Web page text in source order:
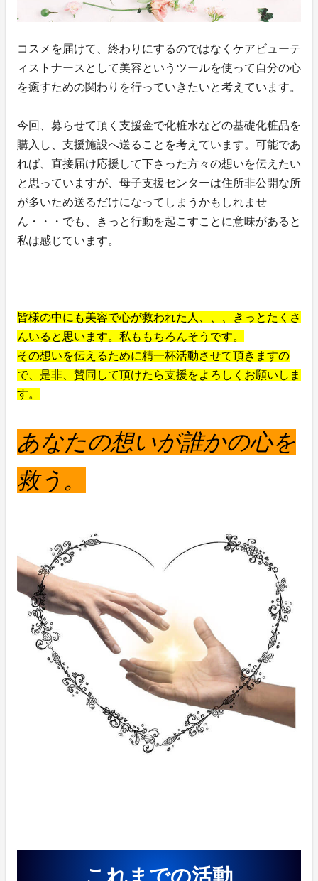
コスメを届けて、終わりにするのではなくケアビューテ
ィストナースとして美容というツールを使って自分の心
を癒すための関わりを行っていきたいと考えています。
今回、募らせて頂く支援金で化粧水などの基礎化粧品を
購入し、支援施設へ送ることを考えています。可能であ
れば、直接届け応援して下さった方々の想いを伝えたい
と思っていますが、母子支援センターは住所非公開な所
が多いため送るだけになってしまうかもしれませ
ん・・・でも、きっと行動を起こすことに意味があると
私は感じています。
皆様の中にも美容で心が救われた人、、、きっとたくさ
んいると思います。私ももちろんそうです。
その想いを伝えるために精一杯活動させて頂きますの
で、是非、賛同して頂けたら支援をよろしくお願いしま
す。
あなたの想いが誰かの心を
救う。
これまでの活動